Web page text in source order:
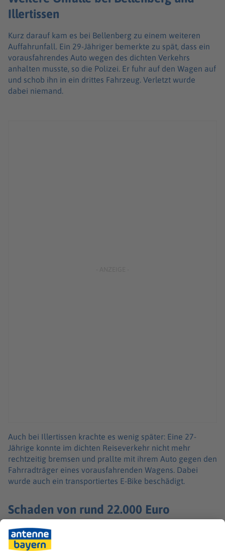
Illertissen
Kurz darauf kam es bei Bellenberg zu einem weiteren
Auffahrunfall. Ein 29-Jähriger bemerkte zu spät, dass ein
vorausfahrendes Auto wegen des dichten Verkehrs
anhalten musste, so die Polizei. Er fuhr auf den Wagen auf
und schob ihn in ein drittes Fahrzeug. Verletzt wurde
dabei niemand.
Auch bei Illertissen krachte es wenig später: Eine 27-
Jährige konnte im dichten Reiseverkehr nicht mehr
rechtzeitig bremsen und prallte mit ihrem Auto gegen den
Fahrradträger eines vorausfahrenden Wagens. Dabei
wurde auch ein transportiertes E-Bike beschädigt.
Schaden von rund 22.000 Euro
Der Gesamtschaden der drei Unfälle beläuft sich auf rund
22.000 Euro, hieß es. Die Polizei weist darauf hin, dass